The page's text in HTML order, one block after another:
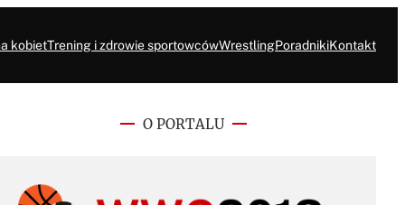
kobietTrening i zdrowie sportowcówWrestlingPoradnikiKontakt
O PORTALU